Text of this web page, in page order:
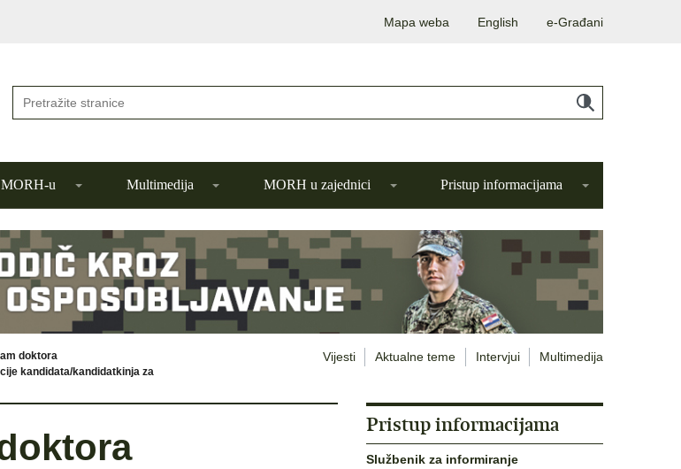
Mapa weba English e-Građani
u Multimedija MORH u zajednici Pristup informacijama
doktora
kandidata/kandidatkinja za
Vijesti Aktualne teme Intervjui Multimedija
Pristup informacijama
Službenik za informiranje